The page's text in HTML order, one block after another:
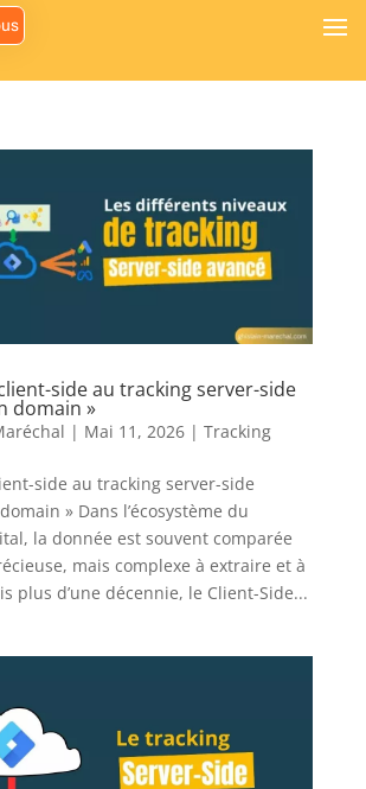
side au tracking server-side
domain »
| Mai 11, 2026| Tracking
side au tracking server-side
» Dans l’écosystème du
la donnée est souvent comparée
mais complexe à extraire et à
plus d’une décennie, le Client-Side...